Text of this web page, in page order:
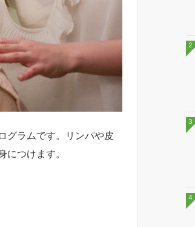
グラムです。リンパや皮
つけます。
2
3
4